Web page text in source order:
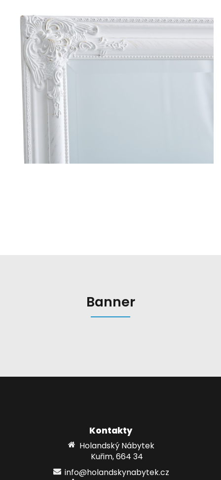
Banner
Kontakty
Holandský Nábytek
Kuřim, 664 34
info@holandskynabytek.cz